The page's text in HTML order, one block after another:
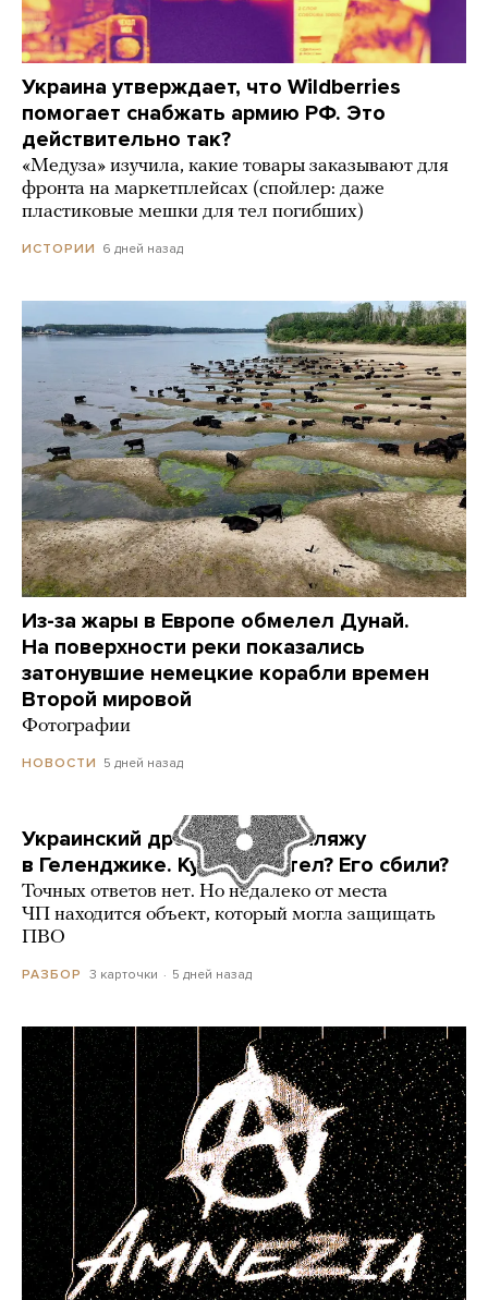
Украина утверждает, что Wildberries
помогает снабжать армию РФ. Это
действительно так?
«Медуза» изучила, какие товары заказывают для
фронта на маркетплейсах (спойлер: даже
пластиковые мешки для тел погибших)
ИСТОРИИ 6 дней назад
Из-за жары в Европе обмелел Дунай.
На поверхности реки показались
затонувшие немецкие корабли времен
Второй мировой
Фотографии
НОВОСТИ 5 дней назад
Украинский дрон попал по пляжу
в Геленджике. Куда он летел? Его сбили?
Точных ответов нет. Но недалеко от места
ЧП находится объект, который могла защищать
ПВО
РАЗБОР 3 карточки 5 дней назад